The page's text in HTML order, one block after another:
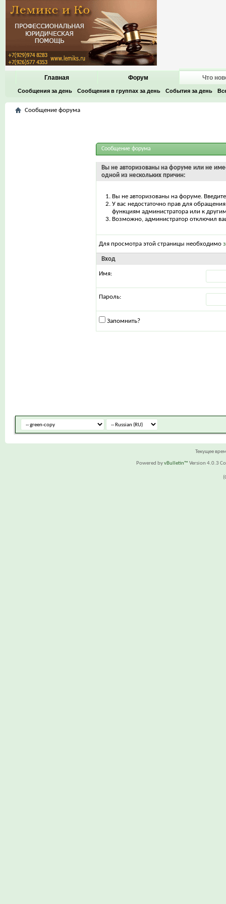
Главная Форум Что
Сообщения за день Сообщения в группах за день События за день
Сообщение форума
Сообщение форума
Вы не авторизованы на форуме или не
одной из нескольких причин:
Вы не авторизованы на форуме.
У вас недостаточно прав для
функциям администратора или к
Возможно, администратор отключил
Для просмотра этой страницы необходимо
Вход
Имя:
Пароль:
Запомнить?
Текущее
Powered byvBulletin™ Version 4.0.3